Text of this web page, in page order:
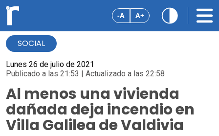
-A A+
SOCIAL
Lunes 26 de julio de 2021
Publicado a las 21:53 | Actualizado a las 22:58
Al menos una vivienda
dañada deja incendio en
Villa Galilea de Valdivia